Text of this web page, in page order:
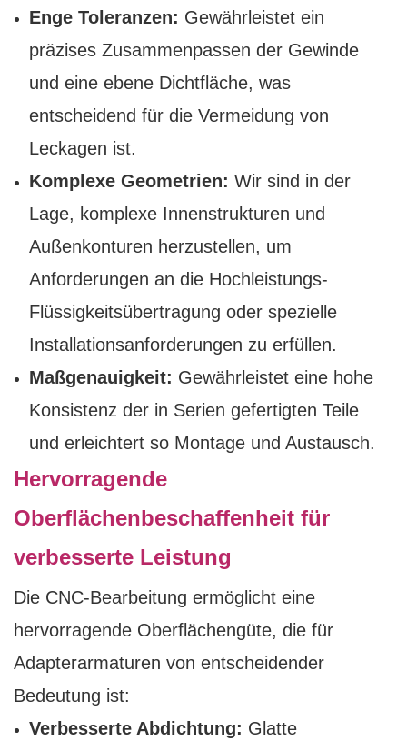
Enge Toleranzen: Gewährleistet ein
präzises Zusammenpassen der Gewinde
und eine ebene Dichtfläche, was
entscheidend für die Vermeidung von
Leckagen ist.
Komplexe Geometrien: Wir sind in der
Lage, komplexe Innenstrukturen und
Außenkonturen herzustellen, um
Anforderungen an die Hochleistungs-
Flüssigkeitsübertragung oder spezielle
Installationsanforderungen zu erfüllen.
Maßgenauigkeit: Gewährleistet eine hohe
Konsistenz der in Serien gefertigten Teile
und erleichtert so Montage und Austausch.
Hervorragende
Oberflächenbeschaffenheit für
verbesserte Leistung
Die CNC-Bearbeitung ermöglicht eine
hervorragende Oberflächengüte, die für
Adapterarmaturen von entscheidender
Bedeutung ist:
Verbesserte Abdichtung: Glatte